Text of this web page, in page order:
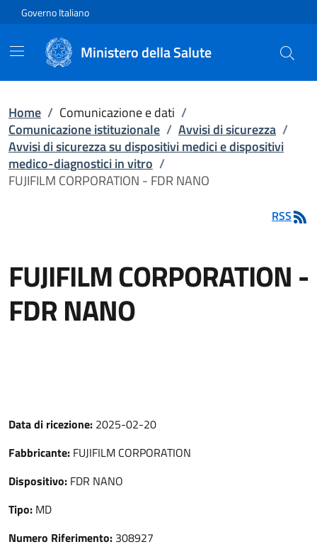
Vai direttamente al contenuto
Governo Italiano
Ministero della Salute
Home / Comunicazione e dati /
Comunicazione istituzionale / Avvisi di sicurezza /
Avvisi di sicurezza su dispositivi medici e dispositivi
medico-diagnostici in vitro /
FUJIFILM CORPORATION - FDR NANO
RSS
FUJIFILM CORPORATION -
FDR NANO
Data di ricezione: 2025-02-20
Fabbricante: FUJIFILM CORPORATION
Dispositivo: FDR NANO
Tipo: MD
Numero Riferimento: 308927